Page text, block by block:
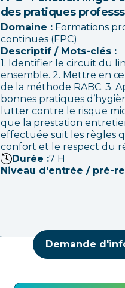
des pratiques
Domaine : Formations
continues (FPC)
Descriptif / Mots-clés :
1. Identifier le circuit du
ensemble. 2. Mettre en
de la méthode RABC. 3.
bonnes pratiques
lutter contre le risque
que la prestation
effectuée suit les règles
confort et le respect du
Durée :7 H
Niveau d'entrée / pré-
Demande